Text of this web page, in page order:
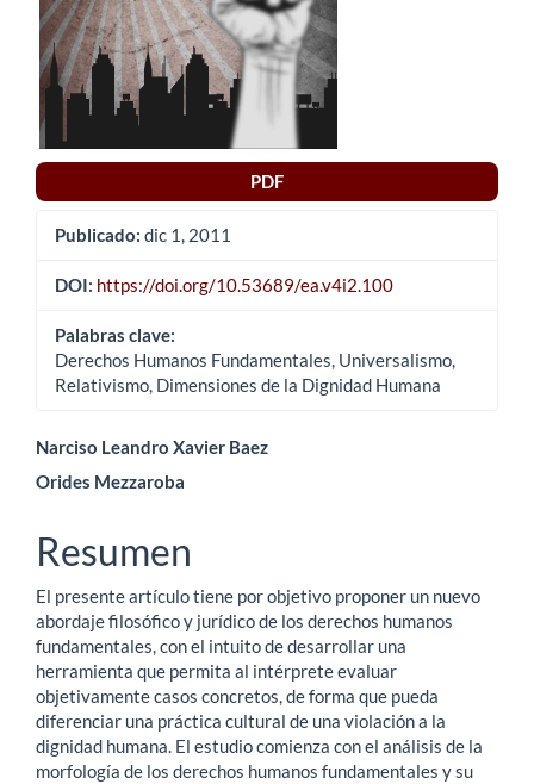
PDF
Publicado: dic 1, 2011
DOI: https://doi.org/10.53689/ea.v4i2.100
Palabras clave:
Derechos Humanos Fundamentales, Universalismo,
Relativismo, Dimensiones de la Dignidad Humana
Contenido
principal
del
artículo
Narciso Leandro Xavier Baez
Orides Mezzaroba
Resumen
El presente artículo tiene por objetivo proponer un nuevo
abordaje filosófico y jurídico de los derechos humanos
fundamentales, con el intuito de desarrollar una
herramienta que permita al intérprete evaluar
objetivamente casos concretos, de forma que pueda
diferenciar una práctica cultural de una violación a la
dignidad humana. El estudio comienza con el análisis de la
morfología de los derechos humanos fundamentales y su